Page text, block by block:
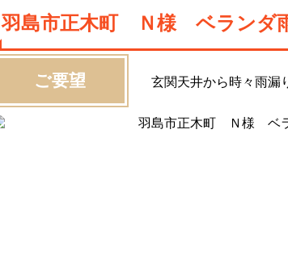
羽島市正木町 Ｎ様 ベランダ
ご要望 玄関天井から時々雨漏